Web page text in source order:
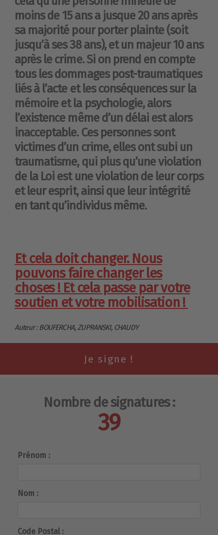
moins de 15 ans a jusque 20 ans après
sa majorité pour porter plainte (soit
jusqu’à ses 38 ans), et un majeur 10 ans
après le crime. Si on prend en compte
tous les dommages post-traumatiques
liés à l’acte et les conséquences sur la
mémoire et la psychologie, alors
l’existence même d’un délai est alors
inacceptable. Ces personnes sont
victimes d’un crime, elles ont subi un
traumatisme, qui plus qu’une violation
de la Loi est une violation de leur corps
et leur esprit, ainsi que leur intégrité
en tant qu’individus même.
Et cela doit changer. Nous
pouvons faire changer les
choses ! Et cela passe par votre
soutien et votre mobilisation !
Auteur : BOUFERCHA, ZUPRANSKI, CHAUDY
Nombre de signatures :
39
Prénom :
Nom :
Code Postal :